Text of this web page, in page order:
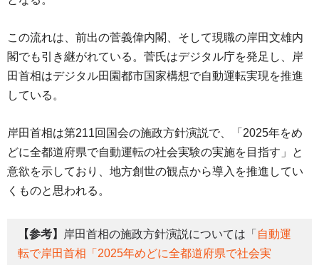
この流れは、前出の菅義偉内閣、そして現職の岸田文雄内
閣でも引き継がれている。菅氏はデジタル庁を発足し、岸
田首相はデジタル田園都市国家構想で自動運転実現を推進
している。
岸田首相は第211回国会の施政方針演説で、「2025年をめ
どに全都道府県で自動運転の社会実験の実施を目指す」と
意欲を示しており、地方創世の観点から導入を推進してい
くものと思われる。
【参考】 岸田首相の施政方針演説については「 自動運
転で岸田首相「2025年めどに全都道府県で社会実